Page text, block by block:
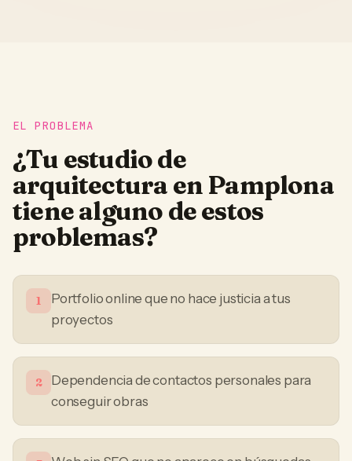
EL PROBLEMA
¿Tu estudio de
arquitectura en Pamplona
tiene alguno de estos
problemas?
1
Portfolio online que no hace justicia a tus
proyectos
2
Dependencia de contactos personales para
conseguir obras